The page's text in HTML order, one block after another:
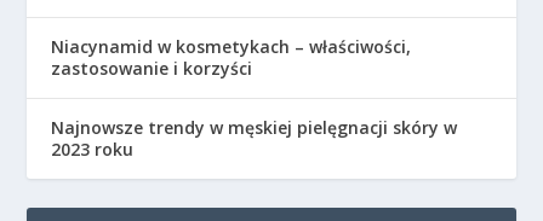
Niacynamid w kosmetykach – właściwości,
zastosowanie i korzyści
Najnowsze trendy w męskiej pielęgnacji skóry w
2023 roku